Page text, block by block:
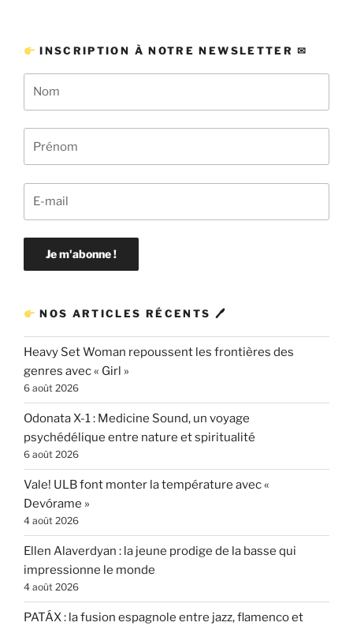
INSCRIPTION À NOTRE NEWSLETTER ✉
NOS ARTICLES RÉCENTS 🖊
Heavy Set Woman repoussent les frontières des
genres avec « Girl »
6 août 2026
Odonata X-1 : Medicine Sound, un voyage
psychédélique entre nature et spiritualité
6 août 2026
Vale! ULB font monter la température avec «
Devórame »
4 août 2026
Ellen Alaverdyan : la jeune prodige de la basse qui
impressionne le monde
4 août 2026
PATÁX : la fusion espagnole entre jazz, flamenco et